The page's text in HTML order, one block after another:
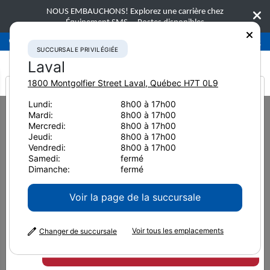
NOUS EMBAUCHONS! Explorez une carrière chez
Équipement SMS. Postes disponibles
Succursale privilégiéeLaval 450-781-9600
Home Nouvelles et ressources Communiqué de presse
Nourrir nos collectivités - un investissement prioritaire
Nourrir nos collectivités - un
investissement prioritaire
It looks like you are
from America
SUCCURSALE PRIVILÉGIÉE
Laval
1800 Montgolfier Street Laval, Québec H7T 0L9
Lundi:
8h00 à 17h00
Mardi:
8h00 à 17h00
Mercredi:
8h00 à 17h00
Jeudi:
8h00 à 17h00
Vendredi:
8h00 à 17h00
Samedi:
fermé
Dimanche:
fermé
Voir la page de la succursale
Changer de succursale Voir tous les emplacements